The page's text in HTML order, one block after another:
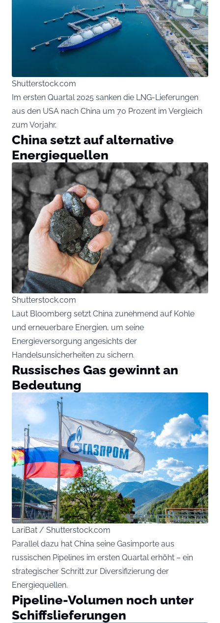
Shutterstock.com
Im ersten Quartal 2025 sanken die LNG-Lieferungen
aus den USA nach China um 70 Prozent im Vergleich
zum Vorjahr.
China setzt auf alternative
Energiequellen
Shutterstock.com
Laut Bloomberg setzt China zunehmend auf Kohle
und erneuerbare Energien, um seine
Energieversorgung angesichts der
Handelsunsicherheiten zu sichern.
Russisches Gas gewinnt an
Bedeutung
LariBat / Shutterstock.com
Parallel dazu hat China seine Gasimporte aus
russischen Pipelines im ersten Quartal erhöht – ein
strategischer Schritt zur Diversifizierung der
Energiequellen.
Pipeline-Volumen noch unter
Schiffslieferungen